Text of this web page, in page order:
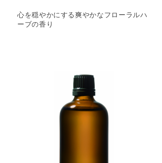
心を穏やかにする爽やかなフローラルハ
ーブの香り